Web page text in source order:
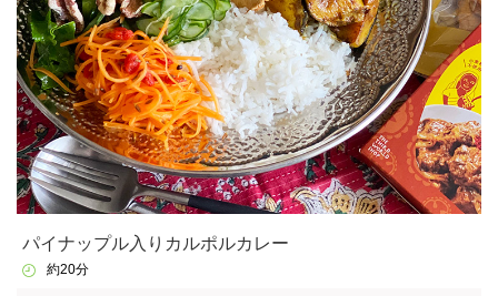
パイナップル入りカルポルカレー
約20分